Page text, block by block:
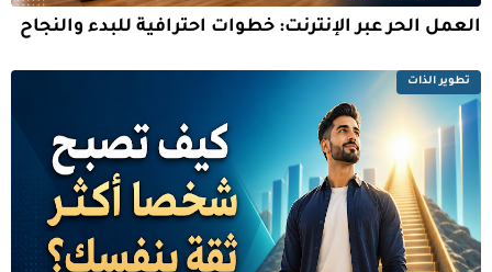
العمل الحر عبر الإنترنت: خطوات احترافية للبدء والنجاح
تطوير الذات